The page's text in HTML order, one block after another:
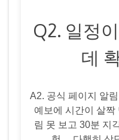
Q2. 일정
데
A2. 공식 페이지 알
예보에 시간이 살
림 못 보고 30분 지